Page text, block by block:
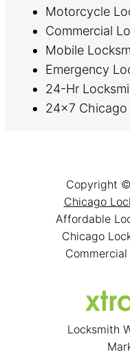
Motorcycle
Commercial
Mobile
Emergency
24-Hr
24×7 Chicago
Copyright ©
Chicago
Affordable
Chicago
Locksmith